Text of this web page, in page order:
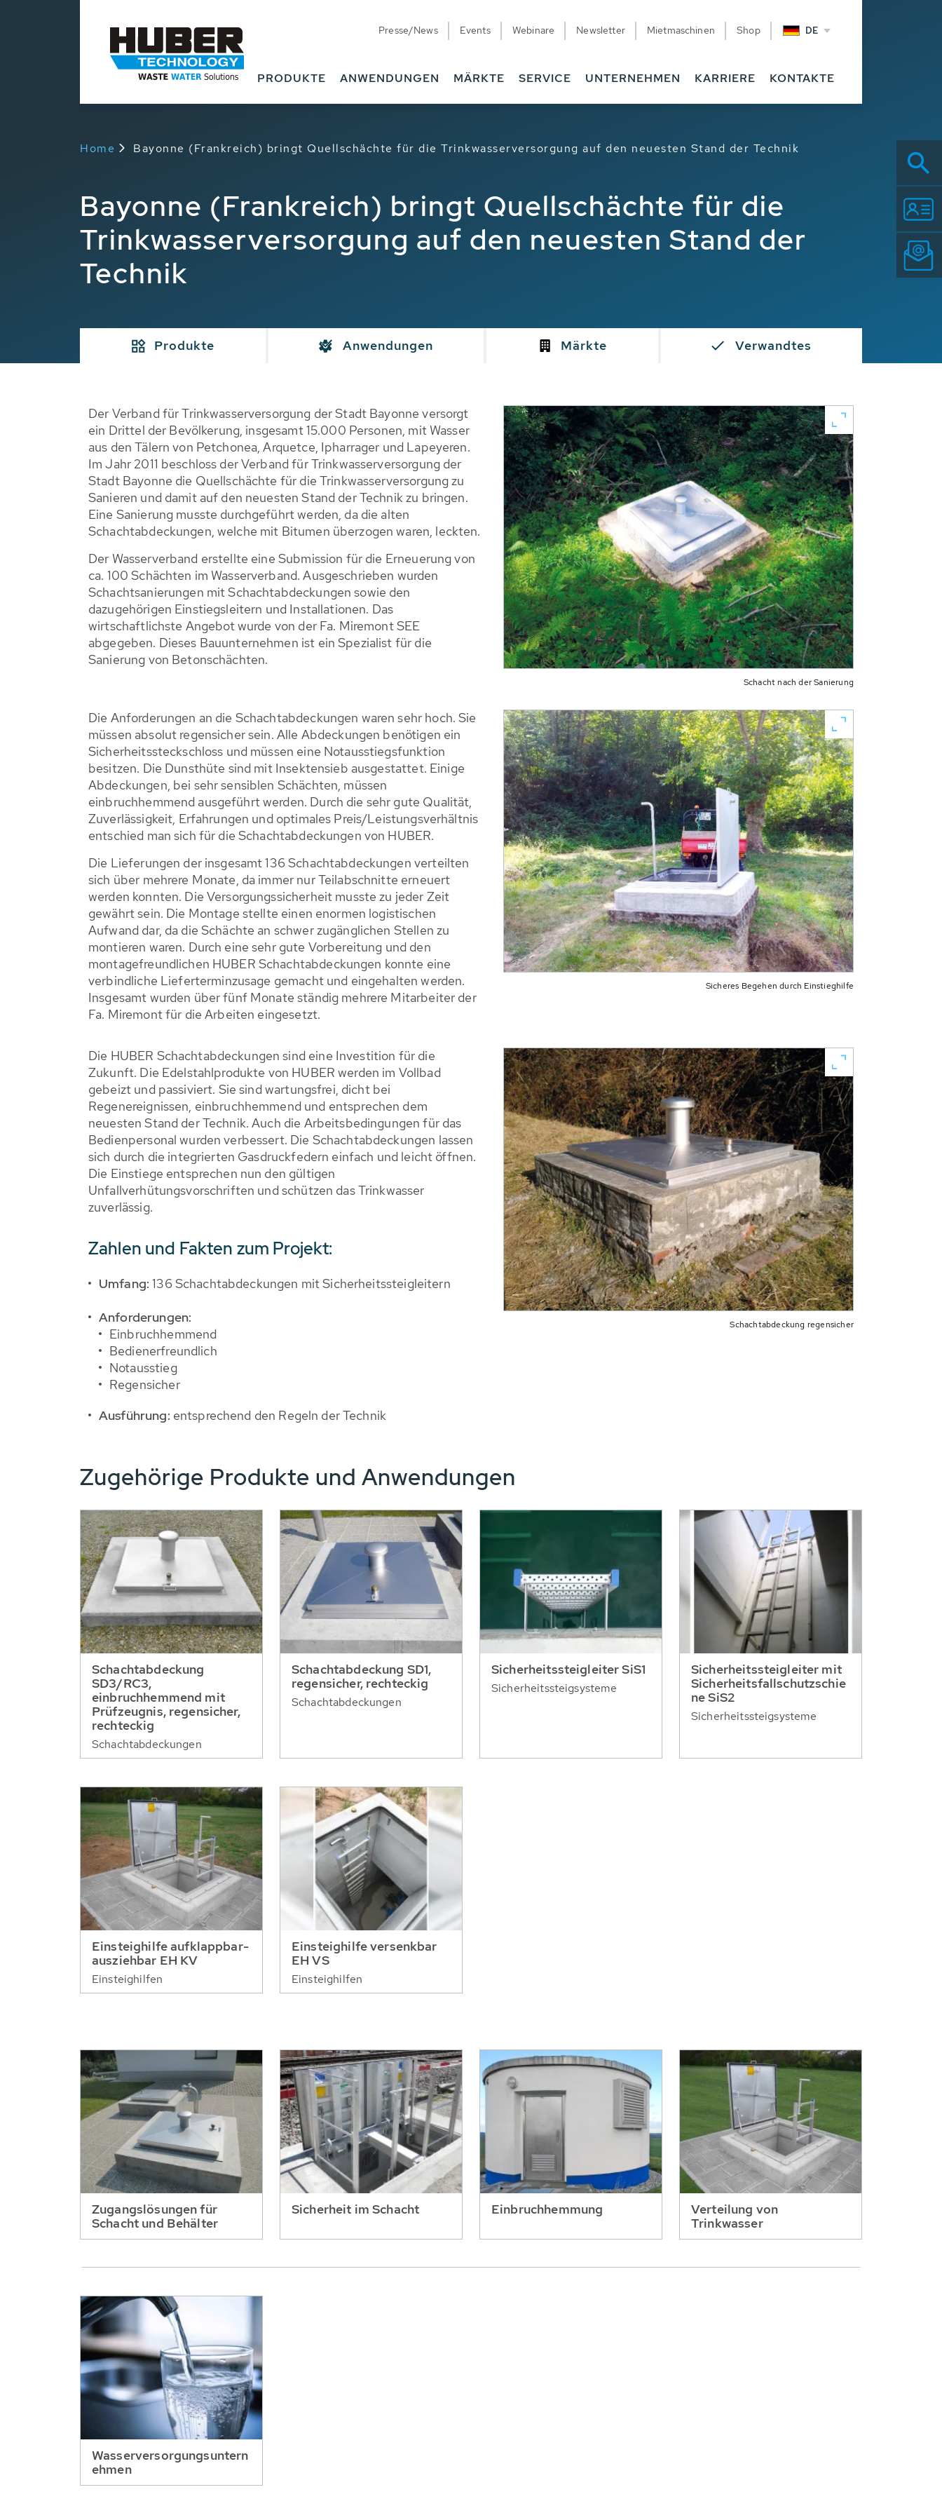
Presse/News Events Webinare Newsletter Mietmaschinen Shop DE
PRODUKTE ANWENDUNGEN MÄRKTE SERVICE UNTERNEHMEN KARRIERE KONTAKTE
Home Bayonne (Frankreich) bringt Quellschächte für die Trinkwasserversorgung auf den neuesten Stand der Technik
Bayonne (Frankreich) bringt Quellschächte für die
Trinkwasserversorgung auf den neuesten Stand der
Technik
Produkte Anwendungen Märkte Verwandtes
Schacht nach der Sanierung
Der Verband für Trinkwasserversorgung der Stadt Bayonne versorgt
ein Drittel der Bevölkerung, insgesamt 15.000 Personen, mit Wasser
aus den Tälern von Petchonea, Arquetce, Ipharrager und Lapeyeren.
Im Jahr 2011 beschloss der Verband für Trinkwasserversorgung der
Stadt Bayonne die Quellschächte für die Trinkwasserversorgung zu
Sanieren und damit auf den neuesten Stand der Technik zu bringen.
Eine Sanierung musste durchgeführt werden, da die alten
Schachtabdeckungen, welche mit Bitumen überzogen waren, leckten.
Der Wasserverband erstellte eine Submission für die Erneuerung von
ca. 100 Schächten im Wasserverband. Ausgeschrieben wurden
Schachtsanierungen mit Schachtabdeckungen sowie den
dazugehörigen Einstiegsleitern und Installationen. Das
wirtschaftlichste Angebot wurde von der Fa. Miremont SEE
abgegeben. Dieses Bauunternehmen ist ein Spezialist für die
Sanierung von Betonschächten.
Sicheres Begehen durch Einstieghilfe
Die Anforderungen an die Schachtabdeckungen waren sehr hoch. Sie
müssen absolut regensicher sein. Alle Abdeckungen benötigen ein
Sicherheitssteckschloss und müssen eine Notausstiegsfunktion
besitzen. Die Dunsthüte sind mit Insektensieb ausgestattet. Einige
Abdeckungen, bei sehr sensiblen Schächten, müssen
einbruchhemmend ausgeführt werden. Durch die sehr gute Qualität,
Zuverlässigkeit, Erfahrungen und optimales Preis/Leistungsverhältnis
entschied man sich für die Schachtabdeckungen von HUBER.
Die Lieferungen der insgesamt 136 Schachtabdeckungen verteilten
sich über mehrere Monate, da immer nur Teilabschnitte erneuert
werden konnten. Die Versorgungssicherheit musste zu jeder Zeit
gewährt sein. Die Montage stellte einen enormen logistischen
Aufwand dar, da die Schächte an schwer zugänglichen Stellen zu
montieren waren. Durch eine sehr gute Vorbereitung und den
montagefreundlichen HUBER Schachtabdeckungen konnte eine
verbindliche Lieferterminzusage gemacht und eingehalten werden.
Insgesamt wurden über fünf Monate ständig mehrere Mitarbeiter der
Fa. Miremont für die Arbeiten eingesetzt.
Schachtabdeckung regensicher
Die HUBER Schachtabdeckungen sind eine Investition für die
Zukunft. Die Edelstahlprodukte von HUBER werden im Vollbad
gebeizt und passiviert. Sie sind wartungsfrei, dicht bei
Regenereignissen, einbruchhemmend und entsprechen dem
neuesten Stand der Technik. Auch die Arbeitsbedingungen für das
Bedienpersonal wurden verbessert. Die Schachtabdeckungen lassen
sich durch die integrierten Gasdruckfedern einfach und leicht öffnen.
Die Einstiege entsprechen nun den gültigen
Unfallverhütungsvorschriften und schützen das Trinkwasser
zuverlässig.
Zahlen und Fakten zum Projekt:
Umfang:136 Schachtabdeckungen mit Sicherheitssteigleitern
Anforderungen:
Einbruchhemmend
Bedienerfreundlich
Notausstieg
Regensicher
Ausführung: entsprechend den Regeln der Technik
Zugehörige Produkte und Anwendungen
Schachtabdeckung
SD3/RC3,
einbruchhemmend mit
Prüfzeugnis, regensicher,
rechteckig
Schachtabdeckungen
Schachtabdeckung SD1,
regensicher, rechteckig
Schachtabdeckungen
Sicherheitssteigleiter SiS1
Sicherheitssteigsysteme
Sicherheitssteigleiter mit
Sicherheitsfallschutzschie
ne SiS2
Sicherheitssteigsysteme
Einsteighilfe aufklappbar-
ausziehbar EH KV
Einsteighilfen
Einsteighilfe versenkbar
EH VS
Einsteighilfen
Zugangslösungen für
Schacht und Behälter
Sicherheit im Schacht Einbruchhemmung
Verteilung von
Trinkwasser
Wasserversorgungsuntern
ehmen